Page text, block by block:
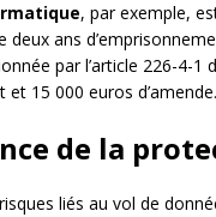
, par exemple,
deux ans
par l’article 226-4-1
et 15 000 euros d’amende.
de la
liés au vol de